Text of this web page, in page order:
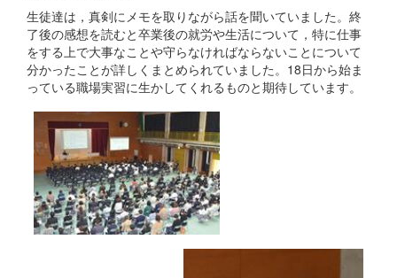
生徒達は，真剣にメモを取りながら話を聞いていました。終
了後の感想を読むと卒業後の就労や生活について，特に仕事
をする上で大事なことや守らなければならないことについて
分かったことが詳しくまとめられていました。18日から始ま
っている職場実習に生かしてくれるものと期待しています。